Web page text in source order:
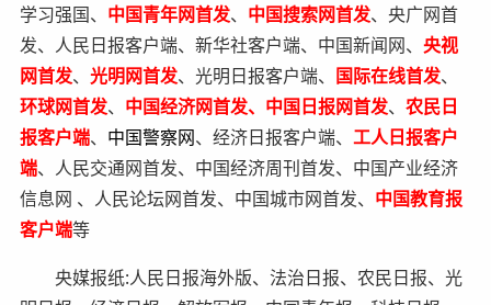
学习强国、 中国青年网首发、 中国搜索网首发、央广网首
发、人民日报客户端、新华社客户端、中国新闻网、 央视
网首发、 光明网首发、光明日报客户端、 国际在线首发、
环球网首发、 中国经济网首发、中国日报网首发、 农民日
报客户端、 中国警察网、经济日报客户端、 工人日报客户
端、人民交通网首发、中国经济周刊首发、中国产业经济
信息网 、人民论坛网首发、中国城市网首发、 中国教育报
客户端等
央媒报纸:人民日报海外版、法治日报、农民日报、光